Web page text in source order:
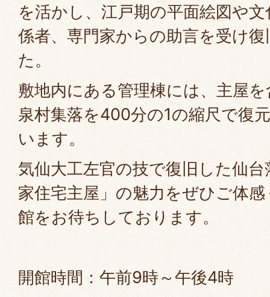
を活かし、江戸期の平面絵図や
係者、専門家からの助言を受け
た。
敷地内にある管理棟には、主屋
泉村集落を400分の1の縮尺で復
います。
気仙大工左官の技で復旧した仙
家住宅主屋」の魅力をぜひご体
館をお待ちしております。
開館時間：午前9時～午後4時